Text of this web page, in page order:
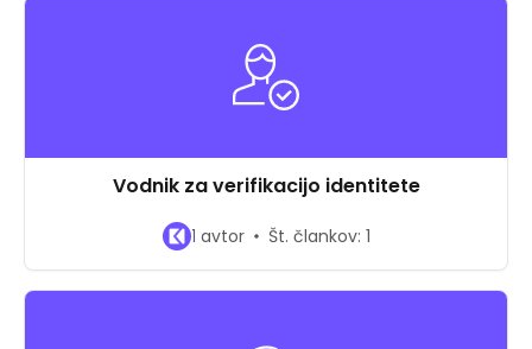
Vodnik za verifikacijo identitete
1 avtor Št. člankov: 1